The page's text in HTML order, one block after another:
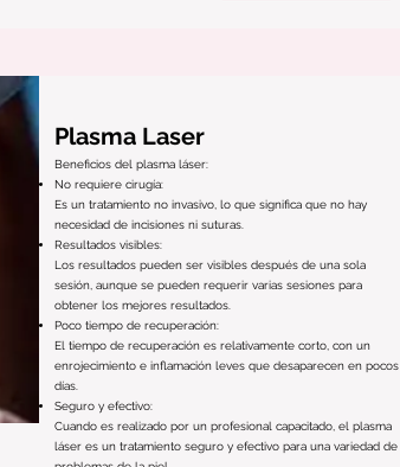
Plasma Laser
Beneficios del plasma láser:
No requiere cirugía:
Es un tratamiento no invasivo, lo que significa que no hay
necesidad de incisiones ni suturas.
Resultados visibles:
Los resultados pueden ser visibles después de una sola
sesión, aunque se pueden requerir varias sesiones para
obtener los mejores resultados.
Poco tiempo de recuperación:
El tiempo de recuperación es relativamente corto, con un
enrojecimiento e inflamación leves que desaparecen en pocos
días.
Seguro y efectivo:
Cuando es realizado por un profesional capacitado, el plasma
láser es un tratamiento seguro y efectivo para una variedad de